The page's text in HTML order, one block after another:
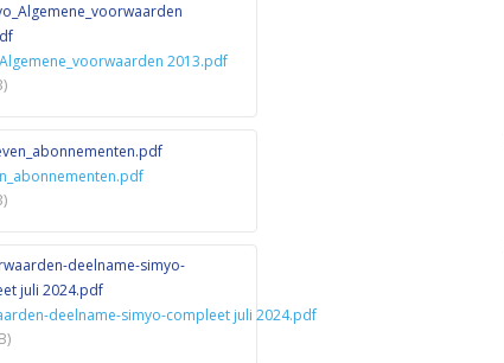
2013.pdf
deelname-simyo-compleet juli 2024.pdf